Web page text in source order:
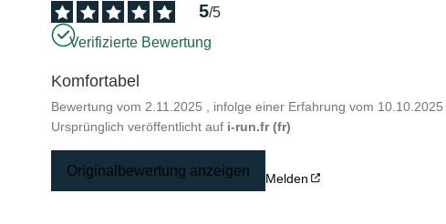
5/5
Verifizierte Bewertung
Komfortabel
Bewertung vom2.11.2025 , infolge einer Erfahrung vom 10.10.2025
Ursprünglich veröffentlicht auf i-run.fr (fr)
Originalbewertung anzeigen Melden